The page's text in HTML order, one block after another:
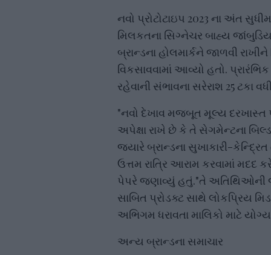
નવો પ્રોટોટાઇપ 2023 ના અંત
મિલકતના સિગ્નેચર બાહ્ય
બ્રાન્ડના હોલમાર્કને જાળવી
વિકસાવવામાં આવ્યો હતો.
રહેવાની સંભાવના સરેરાશ 25 ટકા
"નવો દેખાવ મજબૂત મૂલ્ય દરખાસ્ત
અપેક્ષા રાખે છે કે તે સેગમેન્ટના
જ્યારે બ્રાન્ડના સુખાકારી-
ઉત્તમ રાત્રિ આરામ કરવામાં મદદ
પેપરે જણાવ્યું હતું."તે અતિથિઓની
સાબિત પ્રોડક્ટ સાથે લોકપ્રિય
અભિગમ ધરાવતા માલિકો માટે
અન્ય બ્રાન્ડના સમાચાર